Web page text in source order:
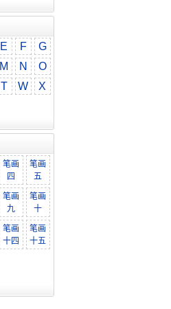
E F
G
M N
O
T W
X
笔画
四
笔画
五
笔画
九
笔画
十
笔画
十四
笔画
十五